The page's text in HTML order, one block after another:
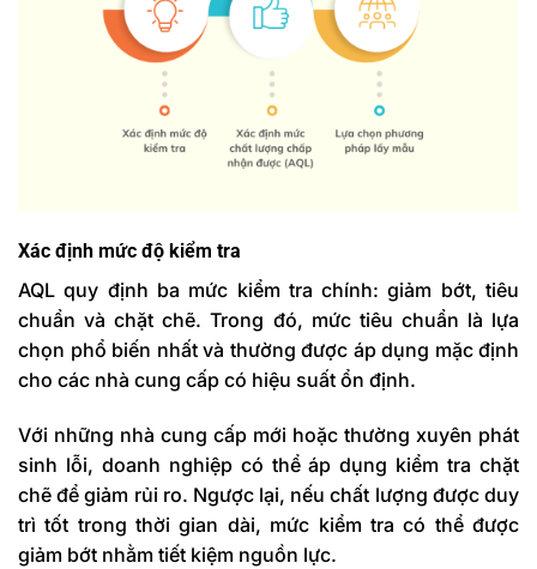
Xác định mức độ kiểm tra
AQL quy định ba mức kiểm tra chính:giảm bớt, tiêu
chuẩn và chặt chẽ. Trong đó, mức tiêu chuẩn là lựa
chọn phổ biến nhất và thường được áp dụng mặc định
cho các nhà cung cấp có hiệu suất ổn định.
Với những nhà cung cấp mới hoặc thường xuyên phát
sinh lỗi, doanh nghiệp có thể áp dụng kiểm tra chặt
chẽ để giảm rủi ro. Ngược lại, nếu chất lượng được duy
trì tốt trong thời gian dài, mức kiểm tra có thể được
giảm bớt nhằm tiết kiệm nguồn lực.